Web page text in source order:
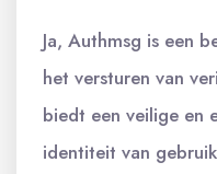
Ja, Authmsg is een
het versturen van
biedt een veilige en
identiteit van